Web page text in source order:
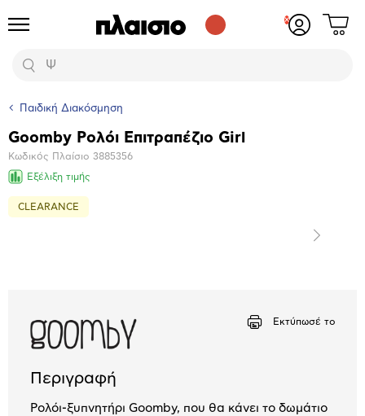
Προϊόντα
Αναζήτηση
Δες
Παιδική Διακόσμηση
Βασικά
χαρακτηριστικά
Goomby Ρολόι Επιτραπέζιο Girl
Κωδικός Πλαίσιο 3885356
Εξέλιξη τιμής
CLEARANCE
Επόμενο
Εκτύπωσέ το
Περιγραφή
Ρολόι-ξυπνητήρι Goomby, που θα κάνει το δωμάτιο